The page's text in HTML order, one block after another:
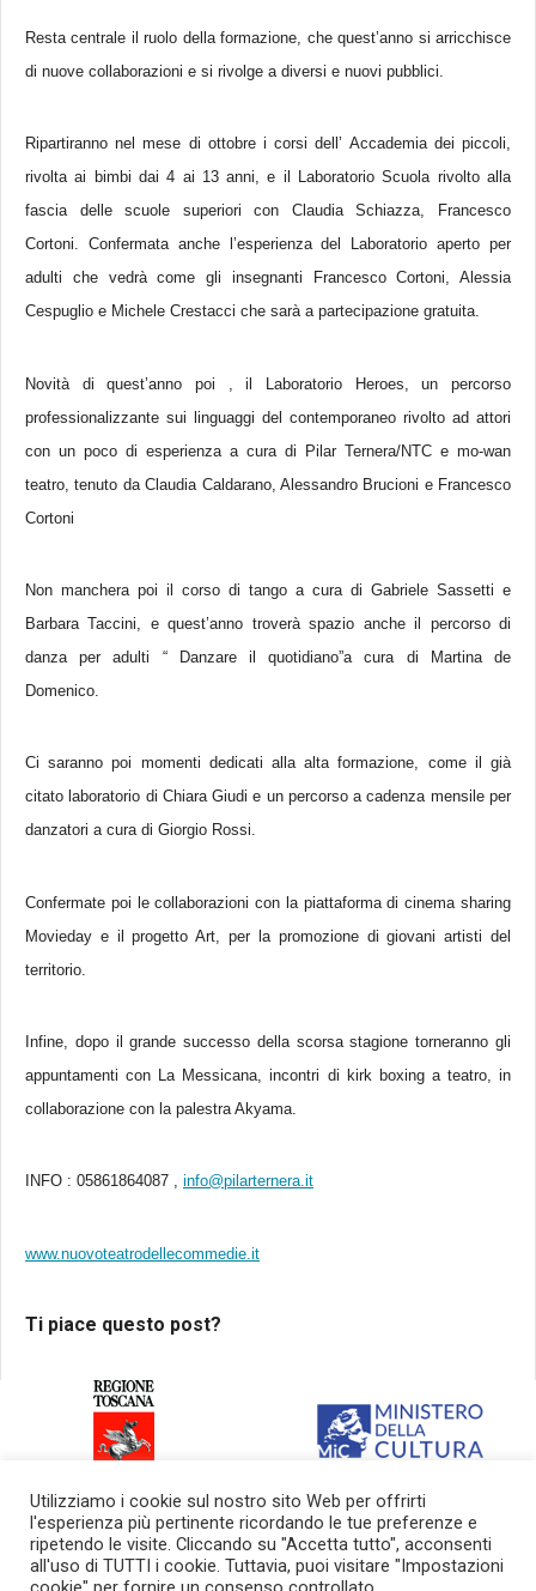
Resta centrale il ruolo della formazione, che quest’anno si arricchisce
di nuove collaborazioni e si rivolge a diversi e nuovi pubblici.
Ripartiranno nel mese di ottobre i corsi dell’ Accademia dei piccoli,
rivolta ai bimbi dai 4 ai 13 anni, e il Laboratorio Scuola rivolto alla
fascia delle scuole superiori con Claudia Schiazza, Francesco
Cortoni. Confermata anche l’esperienza del Laboratorio aperto per
adulti che vedrà come gli insegnanti Francesco Cortoni, Alessia
Cespuglio e Michele Crestacci che sarà a partecipazione gratuita.
Novità di quest’anno poi , il Laboratorio Heroes, un percorso
professionalizzante sui linguaggi del contemporaneo rivolto ad attori
con un poco di esperienza a cura di Pilar Ternera/NTC e mo-wan
teatro, tenuto da Claudia Caldarano, Alessandro Brucioni e Francesco
Cortoni
Non manchera poi il corso di tango a cura di Gabriele Sassetti e
Barbara Taccini, e quest’anno troverà spazio anche il percorso di
danza per adulti “ Danzare il quotidiano”a cura di Martina de
Domenico.
Ci saranno poi momenti dedicati alla alta formazione, come il già
citato laboratorio di Chiara Giudi e un percorso a cadenza mensile per
danzatori a cura di Giorgio Rossi.
Confermate poi le collaborazioni con la piattaforma di cinema sharing
Movieday e il progetto Art, per la promozione di giovani artisti del
territorio.
Infine, dopo il grande successo della scorsa stagione torneranno gli
appuntamenti con La Messicana, incontri di kirk boxing a teatro, in
collaborazione con la palestra Akyama.
INFO : 05861864087 , info@pilarternera.it
www.nuovoteatrodellecommedie.it
Ti piace questo post?
Con il sostegno della
Regione Toscana
Con il sostegno del Ministero
della Cultura
Utilizziamo i cookie sul nostro sito Web per offrirti
l'esperienza più pertinente ricordando le tue preferenze e
ripetendo le visite. Cliccando su "Accetta tutto", acconsenti
all'uso di TUTTI i cookie. Tuttavia, puoi visitare "Impostazioni